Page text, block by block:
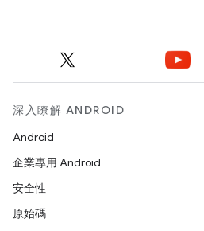
深入瞭解 ANDROID
Android
企業專用 Android
安全性
原始碼